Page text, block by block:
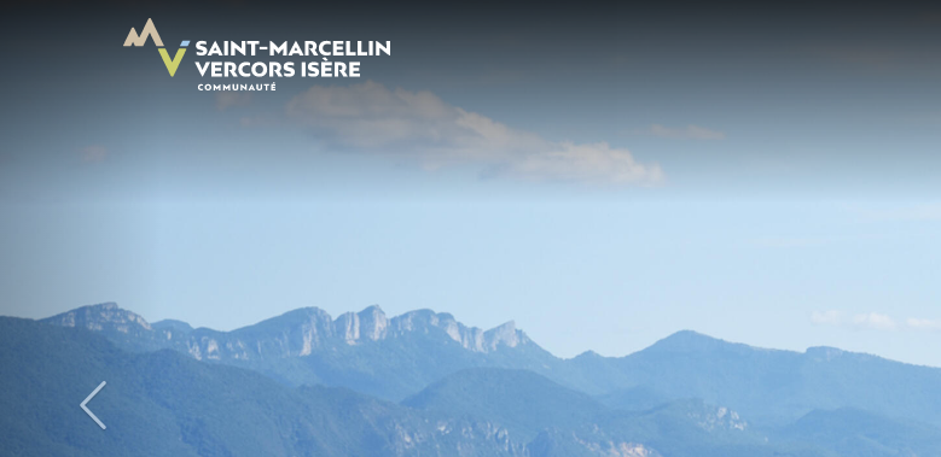
Panneau de gestion des cookies